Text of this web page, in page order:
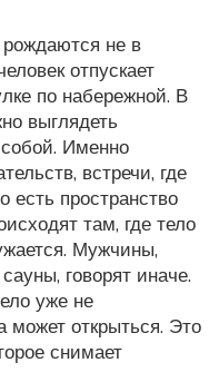
не в
отпускает
по набережной. В
выглядеть
Именно
, встречи, где
есть пространство
там, где тело
Мужчины,
говорят иначе.
уже не
может открыться. Это
снимает